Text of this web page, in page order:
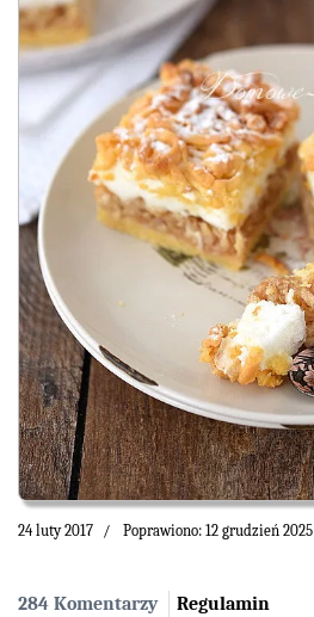
24 luty 2017 Poprawiono: 12 grudzień 2025
284 Komentarzy Regulamin